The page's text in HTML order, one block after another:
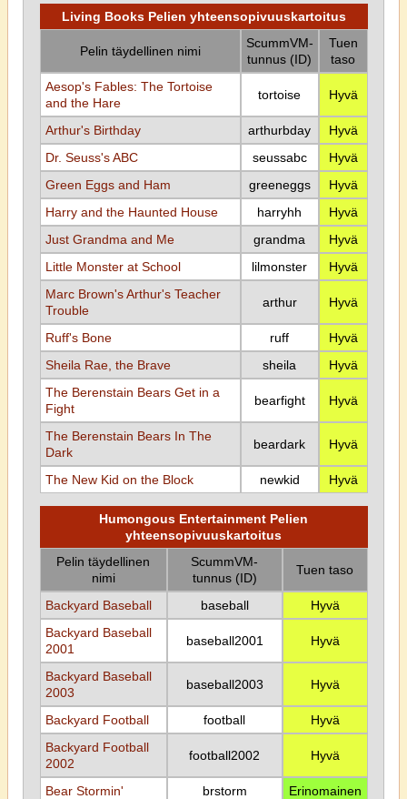
Living Books Pelien yhteensopivuuskartoitus
Pelin täydellinen nimi
ScummVM-
tunnus (ID)
Tuen
taso
Aesop's Fables: The Tortoise
and the Hare
tortoise Hyvä
Arthur's Birthday arthurbday
Hyvä
Dr. Seuss's ABC
seussabc
Hyvä
Green Eggs and Ham
greeneggs
Hyvä
Harry and the Haunted House
harryhh
Hyvä
Just Grandma and Me
grandma
Hyvä
Little Monster at School
lilmonster
Hyvä
Marc Brown's Arthur's Teacher
Trouble
arthur Hyvä
Ruff's Bone ruff
Hyvä
Sheila Rae, the Brave
sheila
Hyvä
The Berenstain Bears Get in a
Fight
bearfight Hyvä
The Berenstain Bears In The
Dark
beardark Hyvä
The New Kid on the Block newkid Hyvä
Humongous Entertainment Pelien
yhteensopivuuskartoitus
Pelin täydellinen
nimi
ScummVM-
tunnus (ID)
Tuen taso
Backyard Baseball baseball
Hyvä
Backyard Baseball
2001
baseball2001 Hyvä
Backyard Baseball
2003
baseball2003 Hyvä
Backyard Football football
Hyvä
Backyard Football
2002
football2002 Hyvä
Bear Stormin' brstorm
Erinomainen